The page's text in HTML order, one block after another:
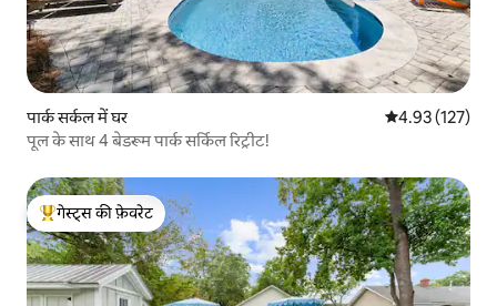
पार्क सर्कल में घर औसत रेटिंग 5 में से
4.93 (127)
पूल के साथ 4 बेडरूम पार्क सर्किल रिट्रीट!
गेस्ट्स का टॉप फ़ेवरेट
गेस्ट्स की फ़ेवरेट